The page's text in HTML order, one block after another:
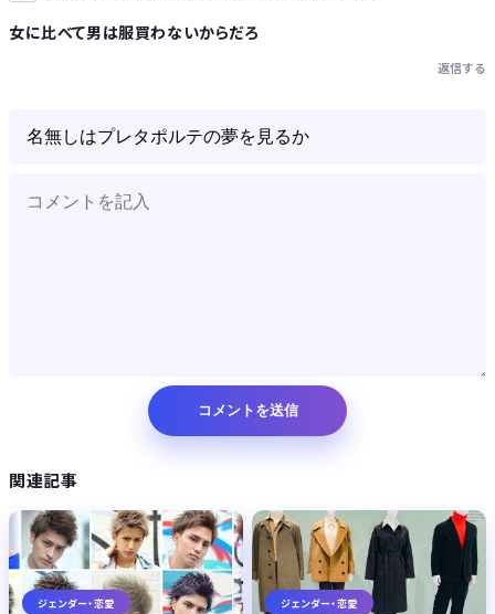
女に比べて男は服買わないからだろ
返信する
関連記事
ジェンダー・恋愛 ジェンダー・恋愛